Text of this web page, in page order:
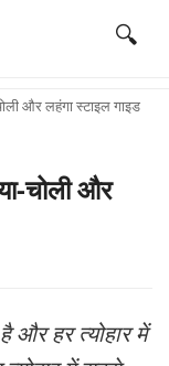
🔍
और लहंगा स्टाइल गाइड
चोली और
और हर त्योहार में